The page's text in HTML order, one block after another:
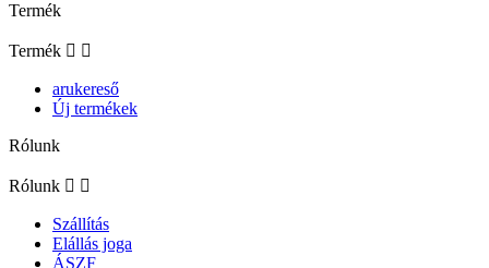
Termék
Termék  
arukereső
Új termékek
Rólunk
Rólunk  
Szállítás
Elállás joga
ÁSZF